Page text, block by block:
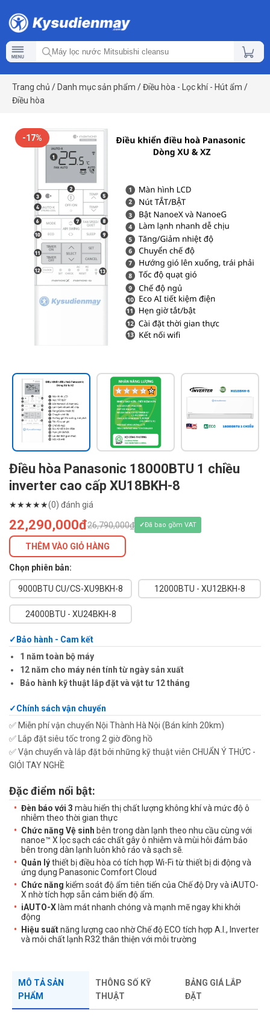
Trang chủ / Danh mục sản phẩm /Điều hòa - Lọc khí - Hút ẩm /
Điều hòa
-17%
Điều hòa Panasonic 18000BTU 1 chiều
inverter cao cấp XU18BKH-8
★★★★★(0) đánh giá
22,290,000đ26,790,000₫ Đã bao gồm VAT
THÊM VÀO GIỎ HÀNG
Chọn phiên bản:
9000BTU CU/CS-XU9BKH-8 12000BTU - XU12BKH-8
24000BTU - XU24BKH-8
Bảo hành - Cam kết
1 năm toàn bộ máy
12 năm cho máy nén tính từ ngày sản xuất
Bảo hành kỹ thuật lắp đặt và vật tư 12 tháng
Chính sách vận chuyển
✅ Miễn phí vận chuyển Nội Thành Hà Nội (Bán kính 20km)
✅ Lắp đặt siêu tốc trong 2 giờ đồng hồ
✅ Vận chuyển và lắp đặt bởi những kỹ thuật viên CHUẨN Ý THỨC -
GIỎI TAY NGHỀ
Đặc điểm nổi bật:
Đèn báo với 3 màu hiển thị chất lượng không khí và mức độ ô
nhiễm theo thời gian thực
Chức năng Vệ sinh bên trong dàn lạnh theo nhu cầu cùng với
nanoe™ X lọc sạch các chất gây ô nhiễm và mùi hôi đảm bảo
bên trong dàn lạnh luôn khô ráo và sạch sẽ.
Quản lýthiết bị điều hòa có tích hợp Wi-Fi từ thiết bị di động và
ứng dụng Panasonic Comfort Cloud
Chức năng kiểm soát độ ẩm tiên tiến của Chế độ Dry và iAUTO-
X nhờ tích hợp sẵn cảm biến độ ẩm.
iAUTO-X làm mát nhanh chóng và mạnh mẽ ngay khi khởi
động
Hiệu suấtnăng lượng cao nhờ Chế độ ECO tích hợp A.I., Inverter
và môi chất lạnh R32 thân thiện với môi trường
MÔ TẢ SẢN
PHẨM
THÔNG SỐ KỸ
THUẬT
BẢNG GIÁ LẮP
ĐẶT